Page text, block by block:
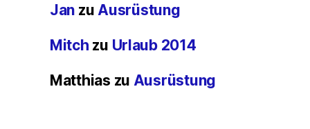
Jan zu Ausrüstung
Mitch zu Urlaub 2014
Matthias zu Ausrüstung